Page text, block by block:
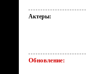
Актеры:
Обновление: